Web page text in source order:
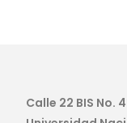
Calle 22 BIS No.